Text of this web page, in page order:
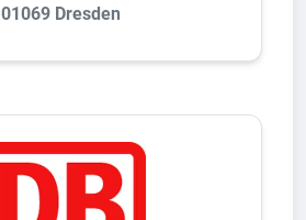
01069 Dresden